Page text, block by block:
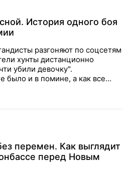
История одного боя
разгоняют по соцсетям
хунты дистанционно
убили девочку".
было и в помине, а как все
перемен. Как выглядит
перед Новым